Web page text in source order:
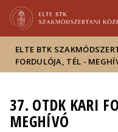
ELTE BTK
FORDULÓJA, TÉL -
37. OTDK KARI
MEGHÍVÓ